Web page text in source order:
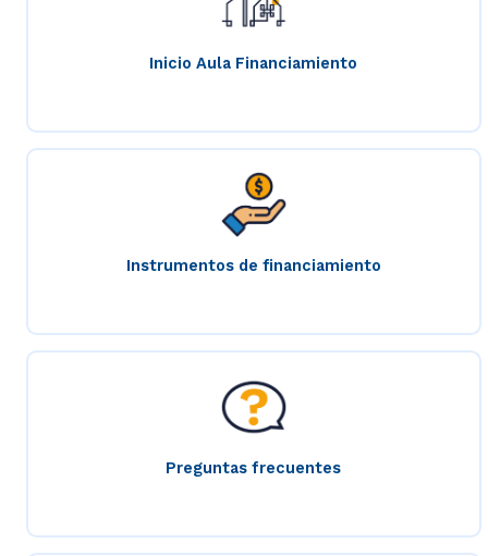
Inicio Aula Financiamiento
Instrumentos de financiamiento
Preguntas frecuentes